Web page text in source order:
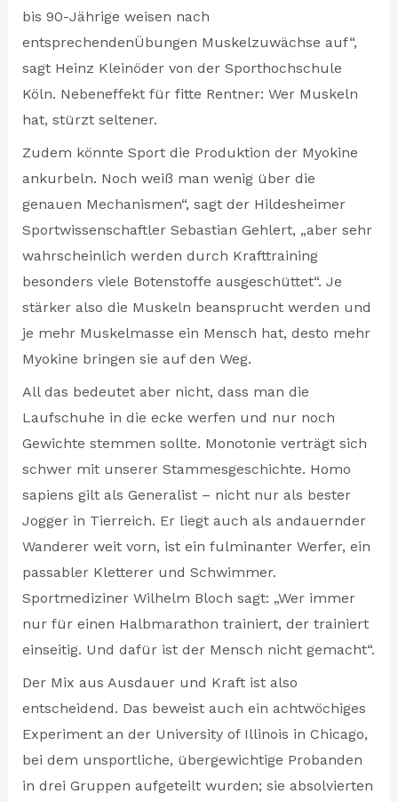
bis 90-Jährige weisen nach
entsprechendenÜbungen Muskelzuwächse auf“,
sagt Heinz Kleinöder von der Sporthochschule
Köln. Nebeneffekt für fitte Rentner: Wer Muskeln
hat, stürzt seltener.
Zudem könnte Sport die Produktion der Myokine
ankurbeln. Noch weiß man wenig über die
genauen Mechanismen“, sagt der Hildesheimer
Sportwissenschaftler Sebastian Gehlert, „aber sehr
wahrscheinlich werden durch Krafttraining
besonders viele Botenstoffe ausgeschüttet“. Je
stärker also die Muskeln beansprucht werden und
je mehr Muskelmasse ein Mensch hat, desto mehr
Myokine bringen sie auf den Weg.
All das bedeutet aber nicht, dass man die
Laufschuhe in die ecke werfen und nur noch
Gewichte stemmen sollte. Monotonie verträgt sich
schwer mit unserer Stammesgeschichte. Homo
sapiens gilt als Generalist – nicht nur als bester
Jogger in Tierreich. Er liegt auch als andauernder
Wanderer weit vorn, ist ein fulminanter Werfer, ein
passabler Kletterer und Schwimmer.
Sportmediziner Wilhelm Bloch sagt: „Wer immer
nur für einen Halbmarathon trainiert, der trainiert
einseitig. Und dafür ist der Mensch nicht gemacht“.
Der Mix aus Ausdauer und Kraft ist also
entscheidend. Das beweist auch ein achtwöchiges
Experiment an der University of Illinois in Chicago,
bei dem unsportliche, übergewichtige Probanden
in drei Gruppen aufgeteilt wurden; sie absolvierten